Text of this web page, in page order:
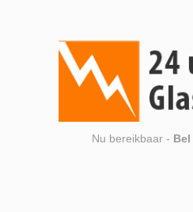
Nu bereikbaar - Bel